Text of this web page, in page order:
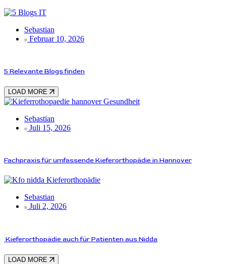
IT
Sebastian
Februar 10, 2026
5 Relevante Blogs finden
LOAD MORE
Gesundheit
Sebastian
Juli 15, 2026
Fachpraxis für umfassende Kieferorthopädie in Hannover
Kieferorthopädie
Sebastian
Juli 2, 2026
Kieferorthopädie auch für Patienten aus Nidda
LOAD MORE